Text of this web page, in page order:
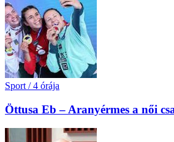
Sport / 4 órája
Öttusa Eb – Aranyérmes a női